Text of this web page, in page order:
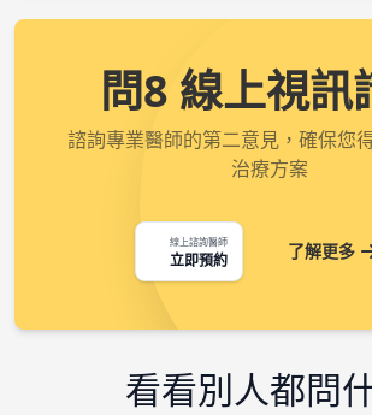
問8 線上視訊
諮詢專業醫師的第二意見，確保您
治療方案
線上諮詢醫師
立即預約 了解更多
看看別人都問